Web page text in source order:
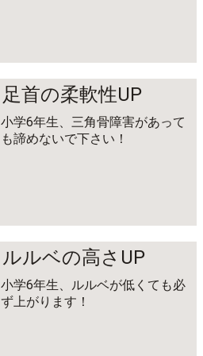
足首の柔軟性UP
小学6年生、三角骨障害があって
も諦めないで下さい！
ルルベの高さUP
小学6年生、ルルベが低くても必
ず上がります！